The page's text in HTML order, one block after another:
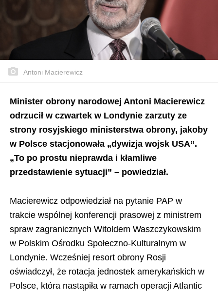
Antoni Macierewicz
Minister obrony narodowej Antoni Macierewicz
odrzucił w czwartek w Londynie zarzuty ze
strony rosyjskiego ministerstwa obrony, jakoby
w Polsce stacjonowała „dywizja wojsk USA”.
„To po prostu nieprawda i kłamliwe
przedstawienie sytuacji” – powiedział.
Macierewicz odpowiedział na pytanie PAP w
trakcie wspólnej konferencji prasowej z ministrem
spraw zagranicznych Witoldem Waszczykowskim
w Polskim Ośrodku Społeczno-Kulturalnym w
Londynie. Wcześniej resort obrony Rosji
oświadczył, że rotacja jednostek amerykańskich w
Polsce, która nastąpiła w ramach operacji Atlantic